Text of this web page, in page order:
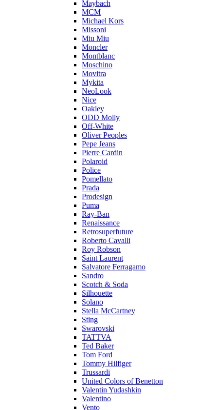
Maybach
MCM
Michael Kors
Missoni
Miu Miu
Moncler
Montblanc
Moschino
Movitra
Mykita
NeoLook
Nice
Oakley
ODD Molly
Off-White
Oliver Peoples
Pepe Jeans
Pierre Cardin
Polaroid
Police
Pomellato
Prada
Prodesign
Puma
Ray-Ban
Renaissance
Retrosuperfuture
Roberto Cavalli
Roy Robson
Saint Laurent
Salvatore Ferragamo
Sandro
Scotch & Soda
Silhouette
Solano
Stella McCartney
Sting
Swarovski
TATTVA
Ted Baker
Tom Ford
Tommy Hilfiger
Trussardi
United Colors of Benetton
Valentin Yudashkin
Valentino
Vento